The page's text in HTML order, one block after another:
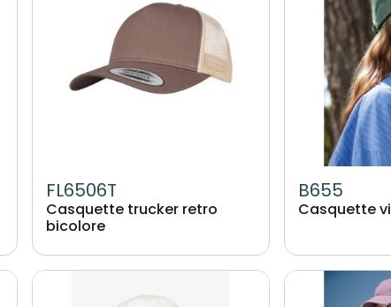
FL6506T
Casquette trucker retro
bicolore
B655
Casquette
Image Image